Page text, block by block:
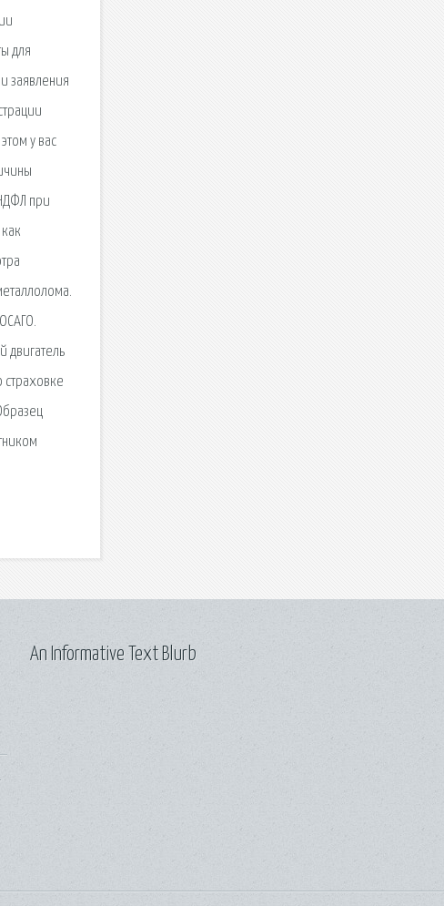
An Informative Text Blurb